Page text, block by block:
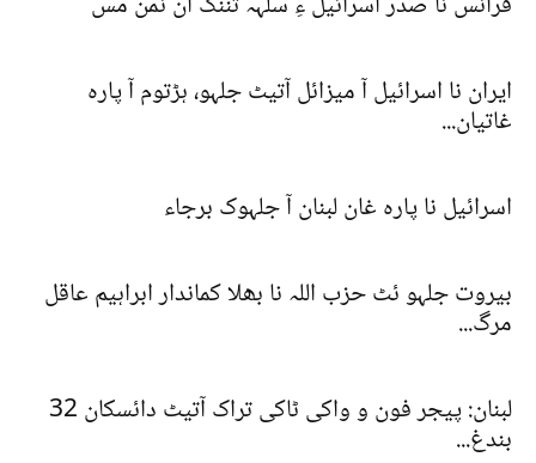
ایران نا اسرائیل آ میزائل آتیٹ جلہو، ہڑتوم آ پارہ
غاتیان...
اسرائیل نا پارہ غان لبنان آ جلہوک برجاء
بیروت جلہو ئٹ حزب اللہ نا بھلا کماندار ابراہیم عاقل
مرگ...
لبنان: پیجر فون و واکی ٹاکی تراک آتیٹ دائسکان 32
بندغ...